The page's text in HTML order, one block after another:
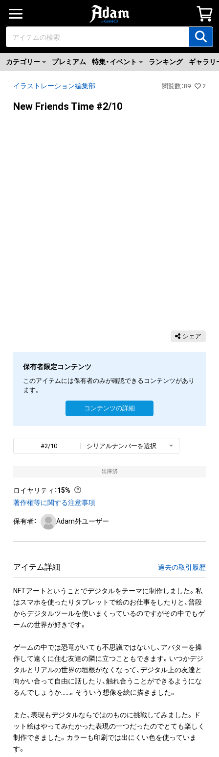
カテゴリー プレミアム 特集・イベント ランキング ギャラリ
イラストレーション編集部 閲覧数 ： 89 2
New Friends Time #2/10
シェア
保有者限定コンテンツ
このアイテムには保有者のみが確認できるコンテンツがあり
ます。
コンテンツの詳細
#2/10 シリアルナンバーを選択
出庫済
ロイヤリティ ：15%
著作権等に関する注意事項
保有者： Adam外ユーザー
アイテム詳細 過去の取引履歴
NFTアートということでデジタルをテーマに制作しました。私
はスマホを使ったりタブレットで絵のお仕事をしたりと、普段
からデジタルツールを使いまくっているのですがその中でもゲ
ームの世界が好きです。
ゲームの中では恐竜がいても不思議ではないし、アバターを操
作して遠くに住む友達の隣に立つこともできます。いつかデジ
タルとリアルの世界の垣根がなくなって、デジタル上の友達と
向かい合って自由に話したり、触れ合うことができるようにな
るんでしょうか……。そういう想像を絵に描きました。
また、表現もデジタルならではのものに挑戦してみました。ド
ット絵はやってみたかった表現の一つだったのでとても楽しく
制作できました。カラーも印刷では出にくい色を使っていま
す。